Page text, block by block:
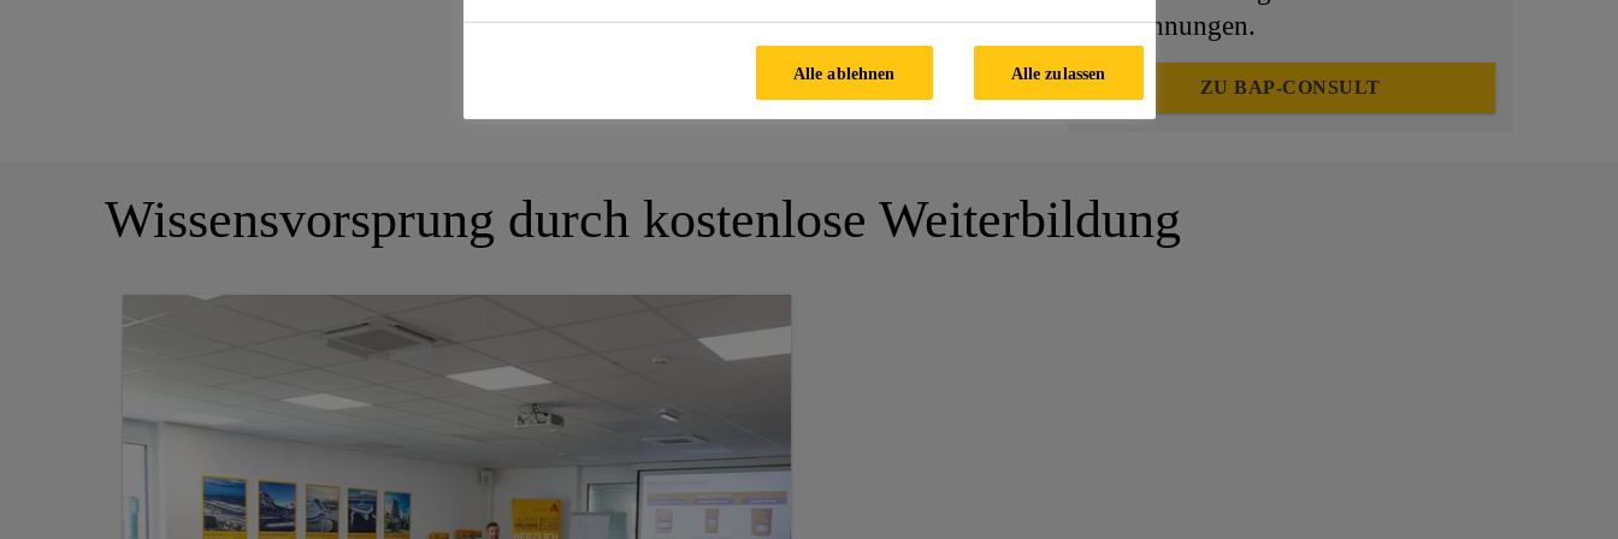
Berechnungen.
ZU BAP-CONSULT
Wissensvorsprung durch kostenlose Weiterbildung
Alle ablehnen Alle zulassen